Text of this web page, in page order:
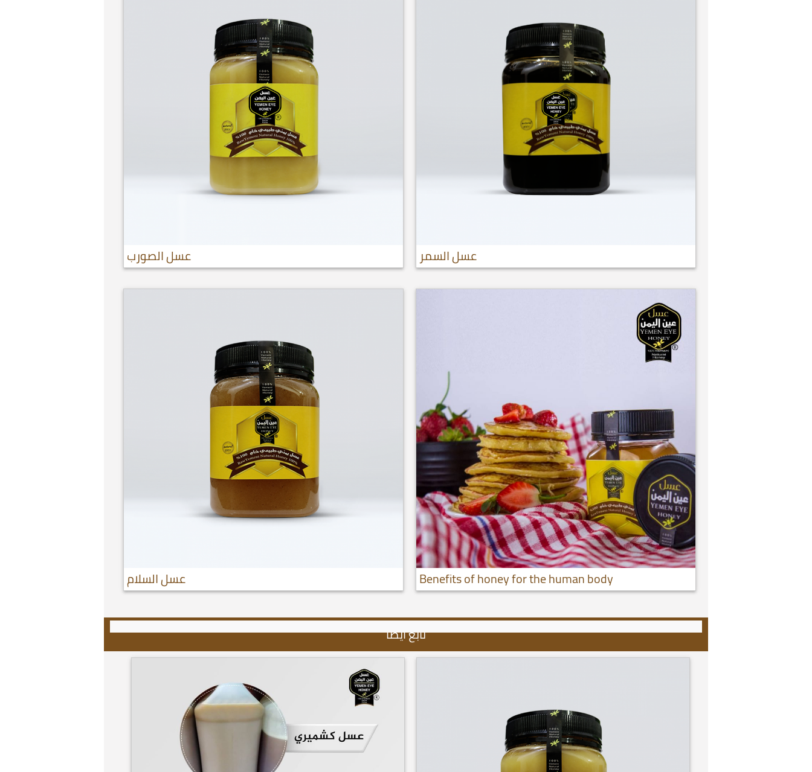
عسل السمر عسل الصورب
Benefits of honey for the human body عسل السلام
تابع أيضا